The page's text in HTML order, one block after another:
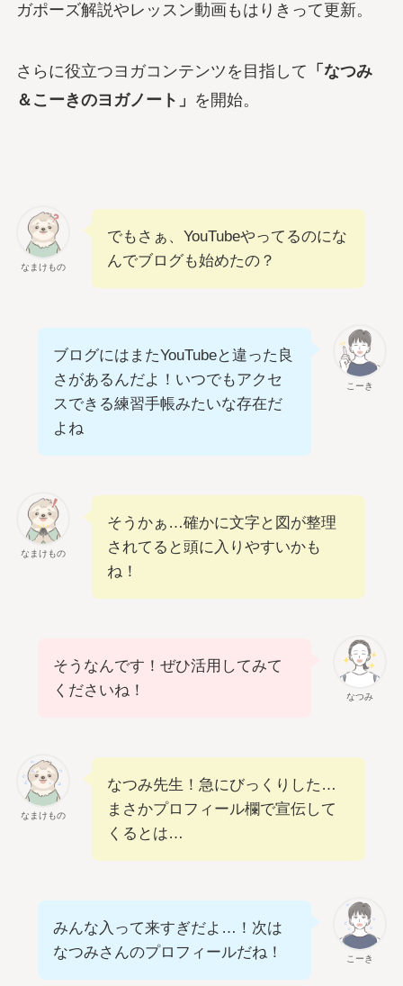
ガポーズ解説やレッスン動画もはりきって更新。
さらに役立つヨガコンテンツを目指して 「なつみ
＆こーきのヨガノート」 を開始。
なまけもの
でもさぁ、YouTubeやってるのにな
んでブログも始めたの？
こーき
ブログにはまたYouTubeと違った良
さがあるんだよ！いつでもアクセ
スできる練習手帳みたいな存在だ
よね
なまけもの
そうかぁ…確かに文字と図が整理
されてると頭に入りやすいかも
ね！
なつみ
そうなんです！ぜひ活用してみて
くださいね！
なまけもの
なつみ先生！急にびっくりした…
まさかプロフィール欄で宣伝して
くるとは…
こーき
みんな入って来すぎだよ…！次は
なつみさんのプロフィールだね！